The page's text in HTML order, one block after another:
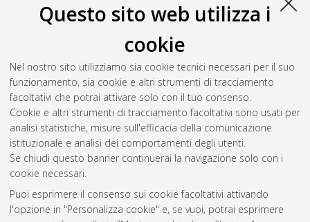
Questo sito web utilizza i
cookie
Nel nostro sito utilizziamo sia cookie tecnici necessari per il suo
funzionamento, sia cookie e altri strumenti di tracciamento
facoltativi che potrai attivare solo con il tuo consenso.
Cookie e altri strumenti di tracciamento facoltativi sono usati per
analisi statistiche, misure sull'efficacia della comunicazione
istituzionale e analisi dei comportamenti degli utenti.
Se chiudi questo banner continuerai la navigazione solo con i
cookie necessari.
Puoi esprimere il consenso sui cookie facoltativi attivando
l'opzione in "Personalizza cookie" e, se vuoi, potrai esprimere
Gestione del documento:
Atom
Rss 1.0